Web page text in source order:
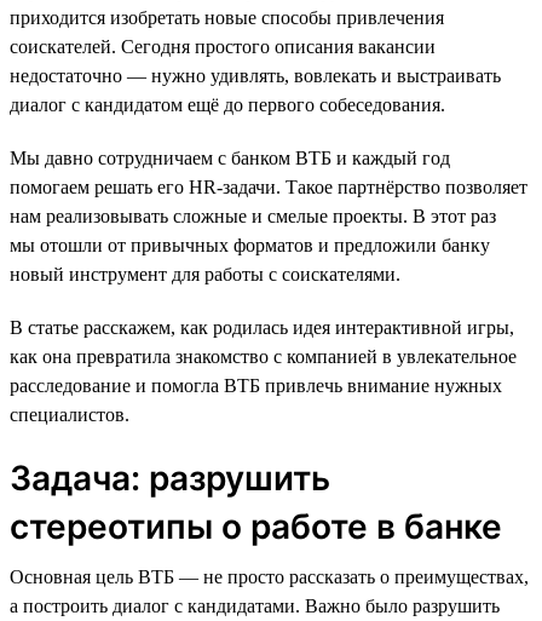
приходится изобретать новые способы привлечения
соискателей. Сегодня простого описания вакансии
недостаточно — нужно удивлять, вовлекать и выстраивать
диалог с кандидатом ещё до первого собеседования.
Мы давно сотрудничаем с банком ВТБ и каждый год
помогаем решать его HR-задачи. Такое партнёрство позволяет
нам реализовывать сложные и смелые проекты. В этот раз
мы отошли от привычных форматов и предложили банку
новый инструмент для работы с соискателями.
В статье расскажем, как родилась идея интерактивной игры,
как она превратила знакомство с компанией в увлекательное
расследование и помогла ВТБ привлечь внимание нужных
специалистов.
Задача: разрушить
стереотипы о работе в банке
Основная цель ВТБ — не просто рассказать о преимуществах,
а построить диалог с кандидатами. Важно было разрушить